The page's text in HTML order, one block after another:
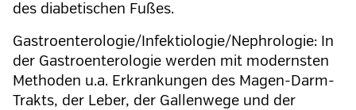
des diabetischen Fußes.
Gastroenterologie/Infektiologie/Nephrologie: In
der Gastroenterologie werden mit modernsten
Methoden u.a. Erkrankungen des Magen-Darm-
Trakts, der Leber, der Gallenwege und der